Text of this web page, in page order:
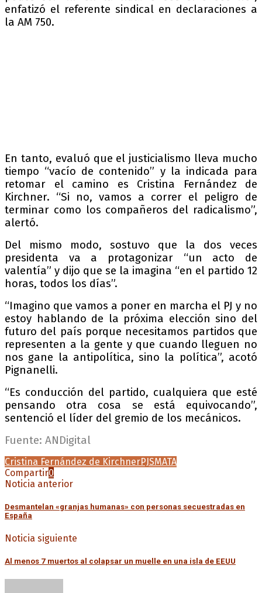
enfatizó el referente sindical en declaraciones a
la AM 750.
En tanto, evaluó que el justicialismo lleva mucho
tiempo “vacío de contenido” y la indicada para
retomar el camino es Cristina Fernández de
Kirchner. “Si no, vamos a correr el peligro de
terminar como los compañeros del radicalismo”,
alertó.
Del mismo modo, sostuvo que la dos veces
presidenta va a protagonizar “un acto de
valentía” y dijo que se la imagina “en el partido 12
horas, todos los días”.
“Imagino que vamos a poner en marcha el PJ y no
estoy hablando de la próxima elección sino del
futuro del país porque necesitamos partidos que
representen a la gente y que cuando lleguen no
nos gane la antipolítica, sino la política”, acotó
Pignanelli.
“Es conducción del partido, cualquiera que esté
pensando otra cosa se está equivocando”,
sentenció el líder del gremio de los mecánicos.
Fuente: ANDigital
Cristina Fernández de KirchnerPJSMATA
Compartir0
Noticia anterior
Desmantelan «granjas humanas» con personas secuestradas en
España
Noticia siguiente
Al menos 7 muertos al colapsar un muelle en una isla de EEUU